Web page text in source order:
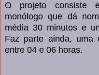
O projeto consiste
monólogo que dá
média 30 minutos e
Faz parte ainda, uma
entre 04 e 06 horas.